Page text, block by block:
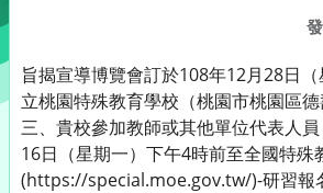
旨揭宣導博覽會訂於108年12月28日
立桃園特殊教育學校（桃園市桃園區德
三、貴校參加教師或其他單位代表人
16日（星期一）下午4時前至全國特殊
(https://special.moe.gov.tw/)-研習報